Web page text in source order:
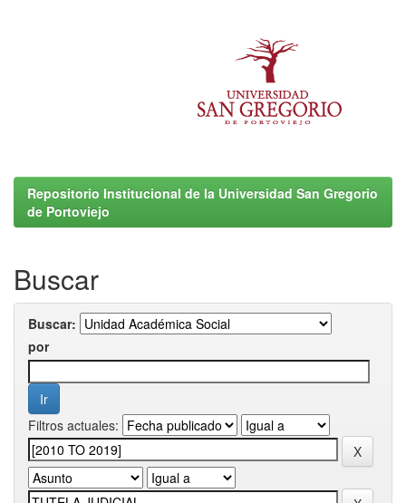
Repositorio Institucional de la Universidad San Gregorio
de Portoviejo
Buscar
Buscar:
por
Filtros actuales: